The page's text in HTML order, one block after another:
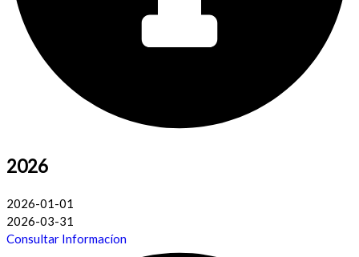
2026
2026-01-01
2026-03-31
Consultar Informacíon